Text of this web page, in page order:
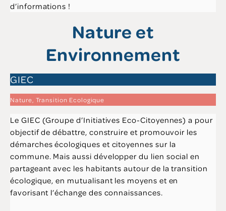
d’informations !
Nature et
Environnement
GIEC
Nature, Transition Ecologique
Le GIEC (Groupe d’Initiatives Eco-Citoyennes) a pour
objectif de débattre, construire et promouvoir les
démarches écologiques et citoyennes sur la
commune. Mais aussi développer du lien social en
partageant avec les habitants autour de la transition
écologique, en mutualisant les moyens et en
favorisant l’échange des connaissances.